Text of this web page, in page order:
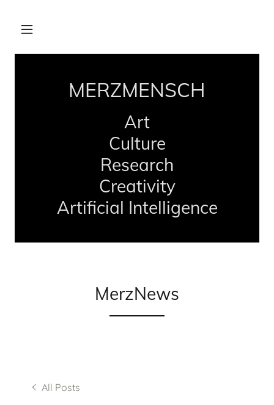
MERZMENSCH
Art
Culture
Research
Creativity
Artificial Intelligence
MerzNews
All Posts